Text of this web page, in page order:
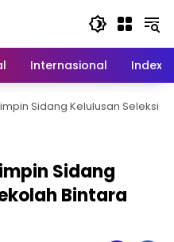
Internasional Index
Sidang Kelulusan Seleksi
Sidang
Bintara